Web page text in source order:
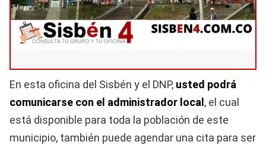
En esta oficina del Sisbén y el DNP, usted podrá
comunicarse con el administrador local, el cual
está disponible para toda la población de este
municipio, también puede agendar una cita para ser